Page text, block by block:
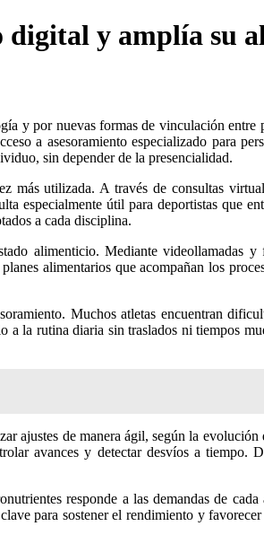
y amplía su
a asesoramiento especializado para
sin depender de la presencialidad.
más utilizada. A través de consultas
especialmente útil para deportistas que
a cada disciplina.
alimenticio. Mediante videollamadas
alimentarios que acompañan los
Muchos atletas encuentran
la rutina diaria sin traslados ni tiempos
ajustes de manera ágil, según la
avances y detectar desvíos a tiempo.
responde a las demandas de
para sostener el rendimiento y